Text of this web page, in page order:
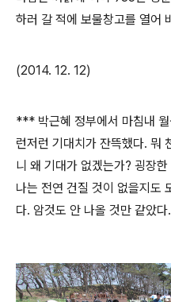
하러 갈 적에 보물창고를 열어
(2014. 12. 12)
*** 박근혜 정부에서 마침내 월
런저런 기대치가 잔뜩했다. 뭐
니 왜 기대가 없겠는가? 굉장
나는 전연 건질 것이 없을지도
다. 암것도 안 나올 것만 같았다.